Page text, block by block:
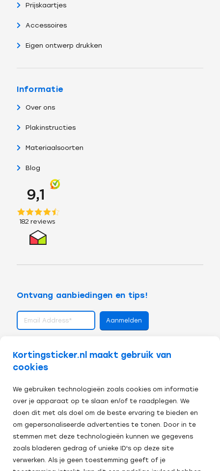
Kortingsticker.nl maakt gebruik van
cookies
We gebruiken technologieën zoals cookies om informatie
over je apparaat op te slaan en/of te raadplegen. We
doen dit met als doel om de beste ervaring te bieden en
om gepersonaliseerde advertenties te tonen. Door in te
stemmen met deze technologieën kunnen we gegevens
zoals bladeren gedrag of unieke ID's op deze site
verwerken. Als je geen toestemming geeft of je
Prijskaartjes
Accessoires
Eigen ontwerp drukken
Informatie
Over ons
Plakinstructies
Materiaalsoorten
Blog
Ontvang aanbiedingen en tips!